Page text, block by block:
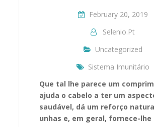
February 20, 2019
Selenio.pt
Uncategorized
Sistema Imunitário
Que tal lhe parece um
ajuda o cabelo a ter um
saudável, dá um reforço
unhas e, em geral, fornece-lhe